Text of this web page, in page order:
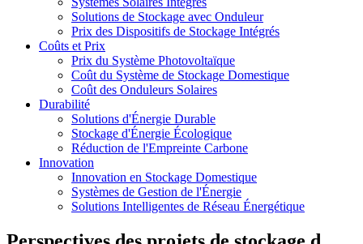
Solutions de Stockage avec Onduleur
Prix des Dispositifs de Stockage Intégrés
Coûts et Prix
Prix du Système Photovoltaïque
Coût du Système de Stockage Domestique
Coût des Onduleurs Solaires
Durabilité
Solutions d'Énergie Durable
Stockage d'Énergie Écologique
Réduction de l'Empreinte Carbone
Innovation
Innovation en Stockage Domestique
Systèmes de Gestion de l'Énergie
Solutions Intelligentes de Réseau Énergétique